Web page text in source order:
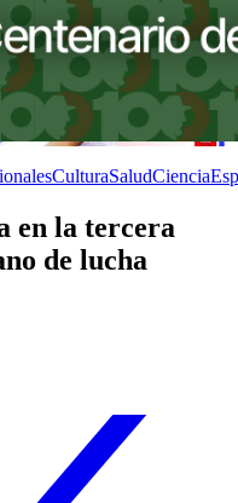
CulturaSaludCiencia
en la tercera
de lucha